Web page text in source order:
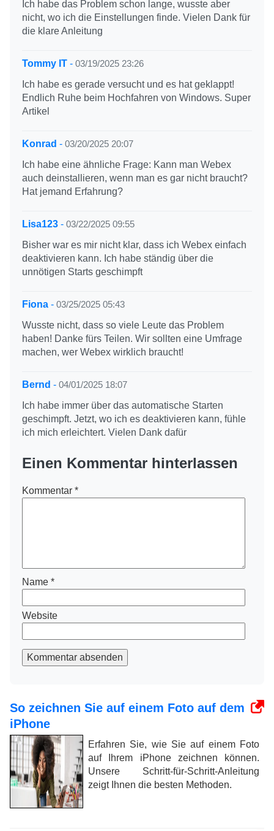
Ich habe das Problem schon lange, wusste aber
nicht, wo ich die Einstellungen finde. Vielen Dank für
die klare Anleitung
Tommy IT - 03/19/2025 23:26
Ich habe es gerade versucht und es hat geklappt!
Endlich Ruhe beim Hochfahren von Windows. Super
Artikel
Konrad - 03/20/2025 20:07
Ich habe eine ähnliche Frage: Kann man Webex
auch deinstallieren, wenn man es gar nicht braucht?
Hat jemand Erfahrung?
Lisa123 - 03/22/2025 09:55
Bisher war es mir nicht klar, dass ich Webex einfach
deaktivieren kann. Ich habe ständig über die
unnötigen Starts geschimpft
Fiona - 03/25/2025 05:43
Wusste nicht, dass so viele Leute das Problem
haben! Danke fürs Teilen. Wir sollten eine Umfrage
machen, wer Webex wirklich braucht!
Bernd - 04/01/2025 18:07
Ich habe immer über das automatische Starten
geschimpft. Jetzt, wo ich es deaktivieren kann, fühle
ich mich erleichtert. Vielen Dank dafür
Einen Kommentar hinterlassen
Kommentar *
Name *
Website
Kommentar absenden
So zeichnen Sie auf einem Foto auf dem
iPhone
Erfahren Sie, wie Sie auf einem Foto
auf Ihrem iPhone zeichnen können.
Unsere Schritt-für-Schritt-Anleitung
zeigt Ihnen die besten Methoden.